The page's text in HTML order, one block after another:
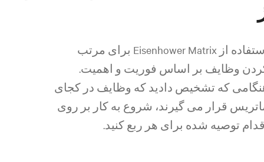
استفاده از Eisenhower Matrix برای مرتب
وظایف بر اساس فوریت و اهمیت.
که تشخیص دادید که وظایف در کجای
قرار می گیرند، شروع به کار بر روی
توصیه شده برای هر ربع کنید.